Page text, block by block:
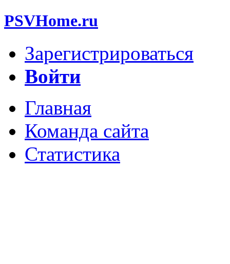
PSVHome.ru
Зарегистрироваться
Войти
Главная
Команда сайта
Статистика